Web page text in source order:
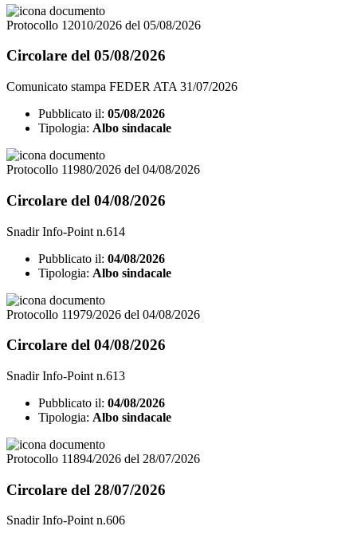
Protocollo 12010/2026 del 05/08/2026
Circolare del 05/08/2026
Comunicato stampa FEDER ATA 31/07/2026
Pubblicato il: 05/08/2026
Tipologia: Albo sindacale
Protocollo 11980/2026 del 04/08/2026
Circolare del 04/08/2026
Snadir Info-Point n.614
Pubblicato il: 04/08/2026
Tipologia: Albo sindacale
Protocollo 11979/2026 del 04/08/2026
Circolare del 04/08/2026
Snadir Info-Point n.613
Pubblicato il: 04/08/2026
Tipologia: Albo sindacale
Protocollo 11894/2026 del 28/07/2026
Circolare del 28/07/2026
Snadir Info-Point n.606